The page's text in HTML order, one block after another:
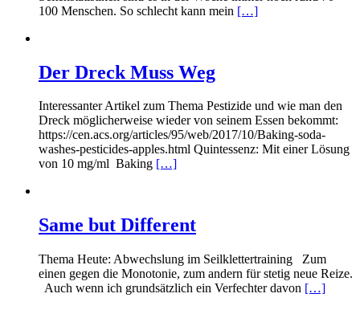
100 Menschen. So schlecht kann mein […]
Der Dreck Muss Weg
Interessanter Artikel zum Thema Pestizide und wie man den
Dreck möglicherweise wieder von seinem Essen bekommt:
https://cen.acs.org/articles/95/web/2017/10/Baking-soda-
washes-pesticides-apples.html Quintessenz: Mit einer Lösung
von 10 mg/ml Baking […]
Same but Different
Thema Heute: Abwechslung im Seilklettertraining Zum
einen gegen die Monotonie, zum andern für stetig neue Reize.
Auch wenn ich grundsätzlich ein Verfechter davon […]